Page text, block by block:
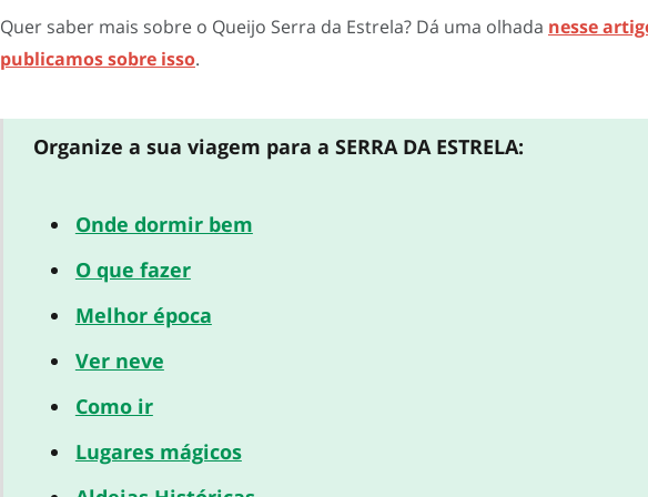
Quer saber mais sobre o Queijo Serra da Estrela? Dá uma olhada nesse
publicamos sobre isso.
Organize a sua viagem para a SERRA DA ESTRELA:
Onde dormir bem
O que fazer
Melhor época
Ver neve
Como ir
Lugares mágicos